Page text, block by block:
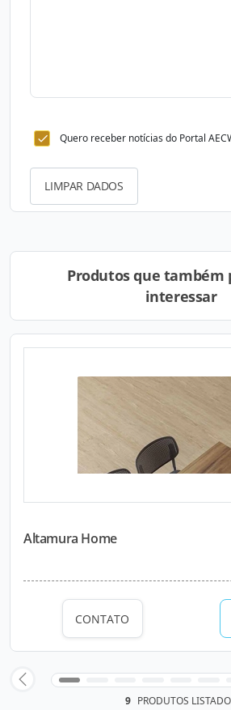
Quero receber notícias do Portal
LIMPAR DADOS
Produtos que também
interessar
Altamura Home
CONTATO
9 PRODUTOS